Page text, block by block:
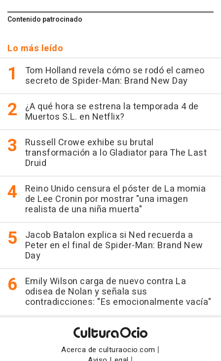
Contenido patrocinado
Lo más leído
Tom Holland revela cómo se rodó el cameo
secreto de Spider-Man: Brand New Day
¿A qué hora se estrena la temporada 4 de
Muertos S.L. en Netflix?
Russell Crowe exhibe su brutal
transformación a lo Gladiator para The Last
Druid
Reino Unido censura el póster de La momia
de Lee Cronin por mostrar "una imagen
realista de una niña muerta"
Jacob Batalon explica si Ned recuerda a
Peter en el final de Spider-Man: Brand New
Day
Emily Wilson carga de nuevo contra La
odisea de Nolan y señala sus
contradicciones: "Es emocionalmente vacía"
Acerca de culturaocio.com |